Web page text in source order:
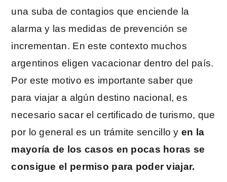
una suba de contagios que enciende la
alarma y las medidas de prevención se
incrementan. En este contexto muchos
argentinos eligen vacacionar dentro del país.
Por este motivo es importante saber que
para viajar a algún destino nacional, es
necesario sacar el certificado de turismo, que
por lo general es un trámite sencillo y en la
mayoría de los casos en pocas horas se
consigue el permiso para poder viajar.